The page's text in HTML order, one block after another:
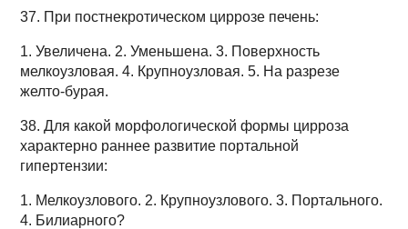
37. При постнекротическом циррозе печень:
1. Увеличена. 2. Уменьшена. 3. Поверхность
мелкоузловая. 4. Крупноузловая. 5. На разрезе
желто-бурая.
38. Для какой морфологической формы цирроза
характерно раннее развитие портальной
гипертензии:
1. Мелкоузлового. 2. Крупноузлового. 3. Портального.
4. Билиарного?